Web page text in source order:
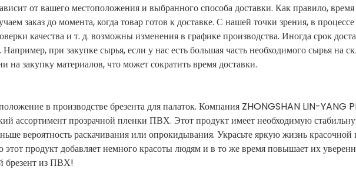
от вашего местоположения и выбранного способа доставки. Как правило, время
заказ до момента, когда товар готов к доставке. С нашей точки зрения, в процессе
качества и т. д. возможны изменения в графике производства. Иногда срок
при закупке сырья, если у нас есть большая часть необходимого сырья на
на закупку материалов, что может сократить время доставки.
в производстве брезента для палаток. Компания ZHONGSHAN LIN-YANG
ассортимент прозрачной пленки ПВХ. Этот продукт имеет необходимую
вероятность раскачивания или опрокидывания. Украсьте яркую жизнь красочной
продукт добавляет немного красоты людям и в то же время повышает их
брезент из ПВХ!